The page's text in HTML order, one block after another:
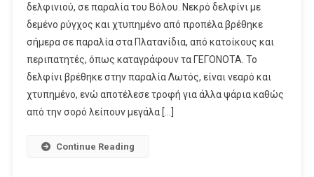
δελφινιού, σε παραλία του Βόλου. Νεκρό δελφίνι με
δεμένο ρύγχος και χτυπημένο από προπέλα βρέθηκε
σήμερα σε παραλία στα Πλατανίδια, από κατοίκους και
περιπατητές, όπως καταγράφουν τα ΓΕΓΟΝΟΤΑ. Το
δελφίνι βρέθηκε στην παραλία Λωτός, είναι νεαρό και
χτυπημένο, ενώ αποτέλεσε τροφή για άλλα ψάρια καθώς
από την σορό λείπουν μεγάλα […]
Continue Reading